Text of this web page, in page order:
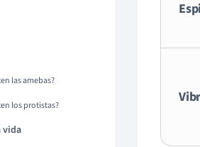
las amebas?
los protistas?
vida